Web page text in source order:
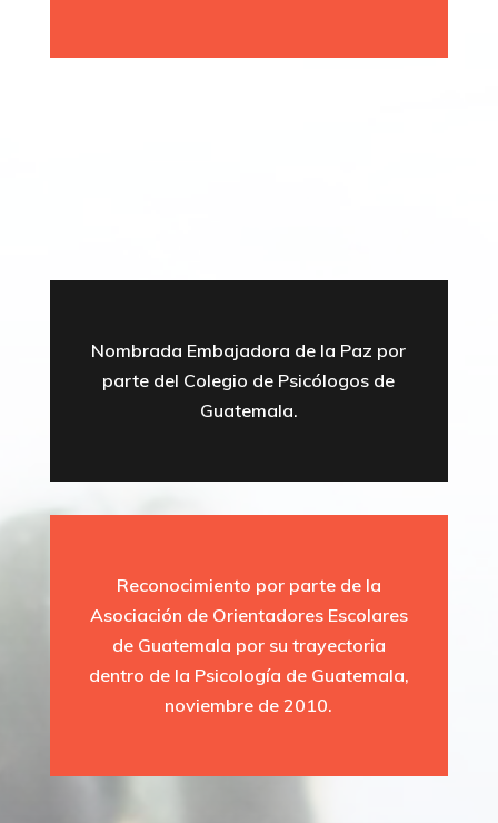
Nombrada Embajadora de la Paz por
parte del Colegio de Psicólogos de
Guatemala.
Reconocimiento por parte de la
Asociación de Orientadores Escolares
de Guatemala por su trayectoria
dentro de la Psicología de Guatemala,
noviembre de 2010.